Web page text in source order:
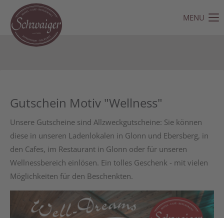
Der Eintrag "offcanvas-col1" existiert leider nicht.
Der Eintrag "offcanvas-col4" existiert leider nicht.
MENU
Gutschein Motiv "Wellness"
Unsere Gutscheine sind Allzweckgutscheine: Sie können
diese in unseren Ladenlokalen in Glonn und Ebersberg, in
den Cafes, im Restaurant in Glonn oder für unseren
Wellnessbereich einlösen. Ein tolles Geschenk - mit vielen
Möglichkeiten für den Beschenkten.